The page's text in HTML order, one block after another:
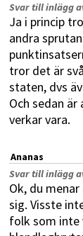
Svar till inlägg
Ja i princip
andra
tror det är
staten, dvs
Och sedan
verkar vara.
Ananas
Svar till inlägg
Ok, du
sig. Visste
folk som inte